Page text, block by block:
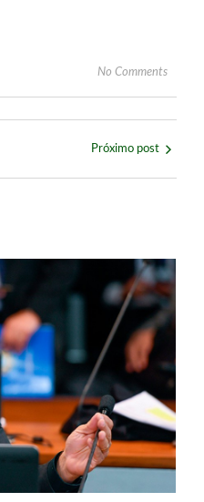
No Comments
Próximo post